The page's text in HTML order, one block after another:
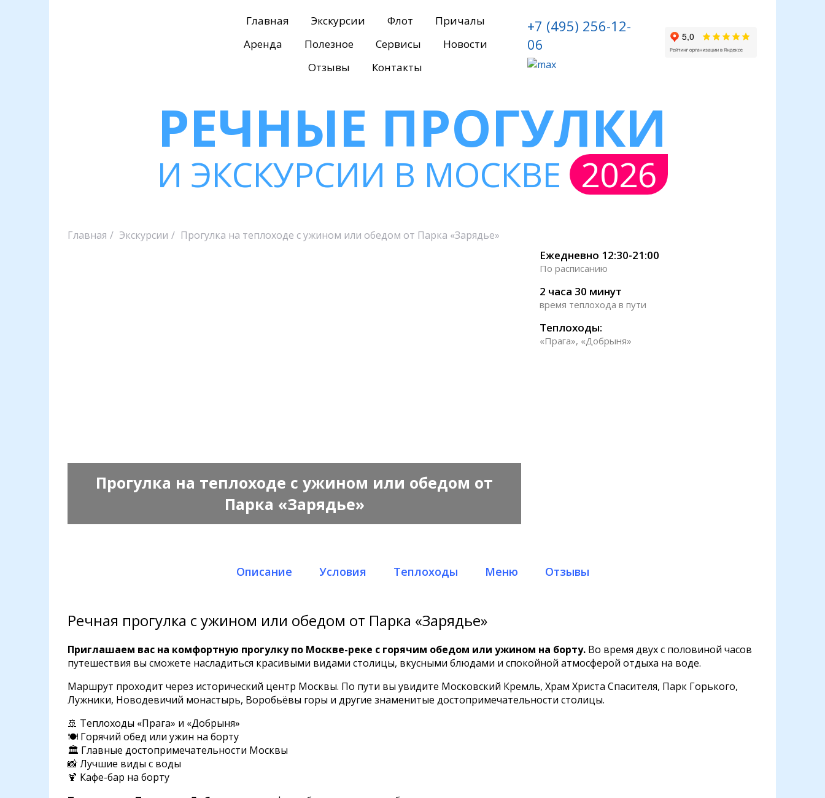
Главная Экскурсии Флот
Причалы
Аренда
Полезное Сервисы
Новости
Отзывы
Контакты
+7 (495) 256-12-
06
РЕЧНЫЕ ПРОГУЛКИ
И ЭКСКУРСИИ В МОСКВЕ 2026
Главная Экскурсии Прогулка на теплоходе с ужином или обедом от Парка «Зарядье»
Прогулка на теплоходе с ужином или обедом от
Парка «Зарядье»
Ежедневно 12:30-21:00
По расписанию
2 часа 30 минут
время теплохода в пути
Теплоходы:
«Прага», «Добрыня»
Описание Условия Теплоходы Меню Отзывы
Речная прогулка с ужином или обедом от Парка «Зарядье»
Приглашаем вас на комфортную прогулку по Москве-реке с горячим обедом или ужином на борту. Во время двух с половиной часов
путешествия вы сможете насладиться красивыми видами столицы, вкусными блюдами и спокойной атмосферой отдыха на воде.
Маршрут проходит через исторический центр Москвы. По пути вы увидите Московский Кремль, Храм Христа Спасителя, Парк Горького,
Лужники, Новодевичий монастырь, Воробьёвы горы и другие знаменитые достопримечательности столицы.
🚢 Теплоходы «Прага» и «Добрыня»
🍽 Горячий обед или ужин на борту
🏛 Главные достопримечательности Москвы
📸 Лучшие виды с воды
🍹 Кафе-бар на борту